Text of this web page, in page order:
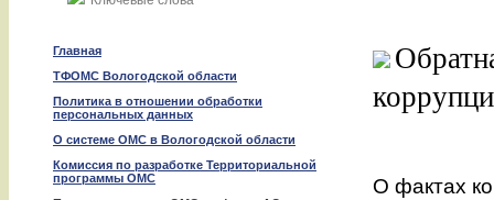
Главная
ТФОМС Вологодской области
Политика в отношении обработки
персональных данных
О системе ОМС в Вологодской области
Комиссия по разработке Территориальной
программы ОМС
О фактах